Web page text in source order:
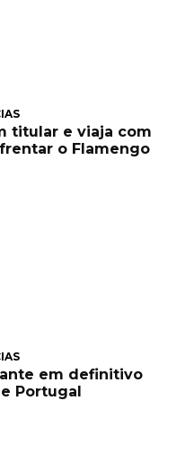
titular e viaja com
o Flamengo
em definitivo
Portugal